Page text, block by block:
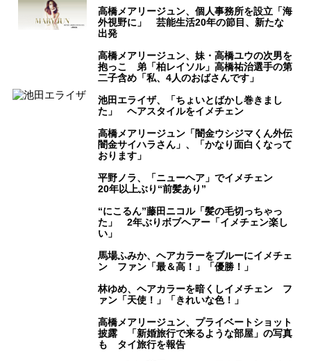
高橋メアリージュン、個人事務所を設立「海
外視野に」 芸能生活20年の節目、新たな
出発
高橋メアリージュン、妹・高橋ユウの次男を
抱っこ 弟「柏レイソル」高橋祐治選手の第
二子含め「私、4人のおばさんです」
池田エライザ、「ちょいとばかし巻きまし
た」 ヘアスタイルをイメチェン
高橋メアリージュン「闇金ウシジマくん外伝
闇金サイハラさん」、「かなり面白くなって
おります」
平野ノラ、「ニューヘア」でイメチェン
20年以上ぶり“前髪あり”
“にこるん”藤田ニコル「髪の毛切っちゃっ
た」 2年ぶりボブヘアー「イメチェン楽し
い」
馬場ふみか、ヘアカラーをブルーにイメチェ
ン ファン「最＆高！」「優勝！」
林ゆめ、ヘアカラーを暗くしイメチェン フ
ァン「天使！」「きれいな色！」
高橋メアリージュン、プライベートショット
披露 「新婚旅行で来るような部屋」の写真
も タイ旅行を報告